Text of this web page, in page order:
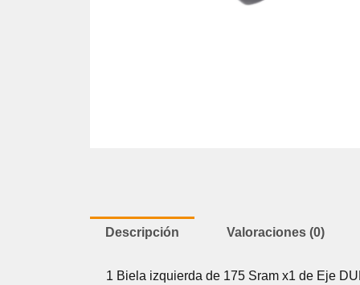
Descripción Valoraciones (0)
1 Biela izquierda de 175 Sram x1 de Eje